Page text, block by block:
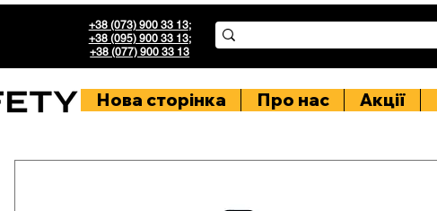
+38 (073) 900 33 13;
+38 (095) 900 33 13;
+38 (077) 900 33 13
Нова сторінка Про нас Акції